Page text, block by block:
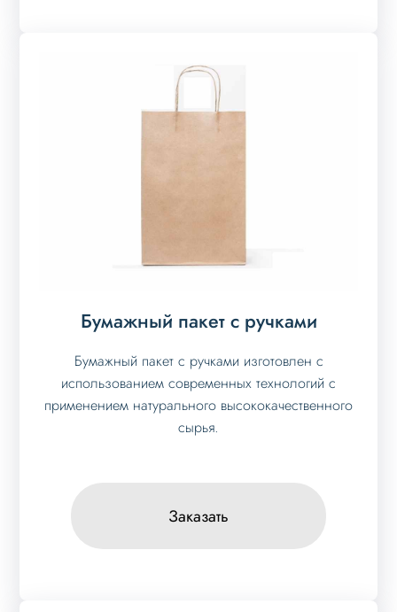
Бумажный пакет с ручками
Бумажный пакет с ручками изготовлен с
использованием современных технологий с
применением натурального высококачественного
сырья.
Заказать